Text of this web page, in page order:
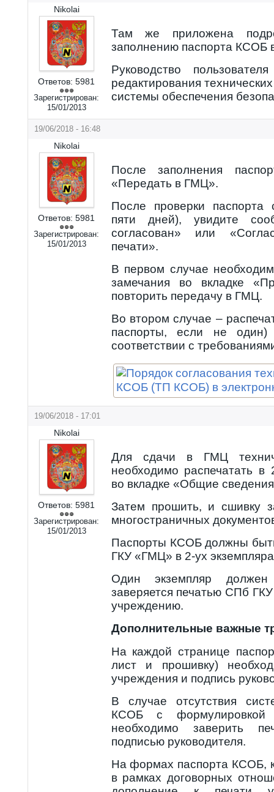
Nikolai
Ответов: 5981
Зарегистрирован:
15/01/2013
Там же приложена
заполнению паспорта КСОБ
Руководство
редактирования
системы обеспечения
19/06/2018 - 16:48
Nikolai
Ответов: 5981
Зарегистрирован:
15/01/2013
После заполнения
«Передать в ГМЦ».
После проверки
пяти дней), увидите
согласован» или
печати».
В первом случае
замечания во вкладке
повторить передачу в ГМЦ.
Во втором случае –
паспорты, если не
соответствии с
19/06/2018 - 17:01
Nikolai
Ответов: 5981
Зарегистрирован:
15/01/2013
Для сдачи в ГМЦ
необходимо распечатать в
во вкладке «Общие
Затем прошить, и сшивку
многостраничных
Паспорты КСОБ должны
ГКУ «ГМЦ» в 2-ух
Один экземпляр
заверяется печатью СПб
учреждению.
Дополнительные важные
На каждой странице
лист и прошивку)
учреждения и подпись
В случае отсутствия
КСОБ с формулировкой
необходимо заверить
подписью руководителя.
На формах паспорта КСОБ,
в рамках договорных